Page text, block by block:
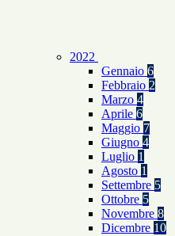
2022
Gennaio 6
Febbraio 2
Marzo 4
Aprile 6
Maggio 7
Giugno 4
Luglio 1
Agosto 1
Settembre 5
Ottobre 5
Novembre 8
Dicembre 10